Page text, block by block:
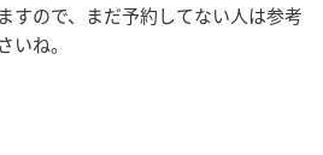
すので、まだ予約してない人は参考
いね。